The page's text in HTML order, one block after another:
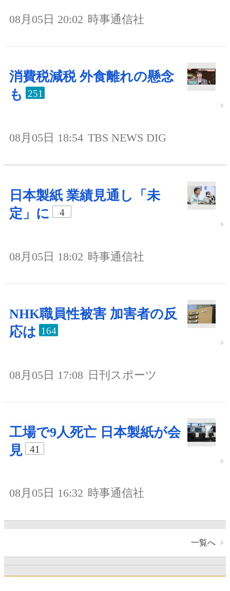
08月05日 20:02 時事通信社
消費税減税 外食離れの懸念
も
251
08月05日 18:54 TBS NEWS DIG
日本製紙 業績見通し「未
定」に
4
08月05日 18:02 時事通信社
NHK職員性被害 加害者の反
応は 164
08月05日 17:08 日刊スポーツ
工場で9人死亡 日本製紙が会
見
41
08月05日 16:32 時事通信社
一覧へ